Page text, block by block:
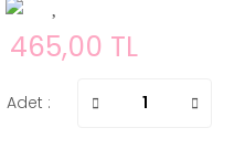
465,00 TL
Adet :